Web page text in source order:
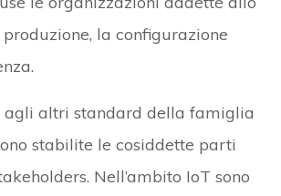
la configurazione
agli altri standard della famiglia
stabilite le cosiddette parti
Nell’ambito IoT sono